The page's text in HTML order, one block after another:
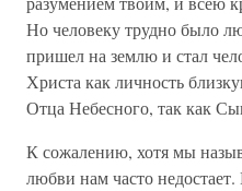
Но человеку трудно было
пришел на землю и стал
Христа как личность
Отца Небесного, так как
К сожалению, хотя мы
любви нам часто